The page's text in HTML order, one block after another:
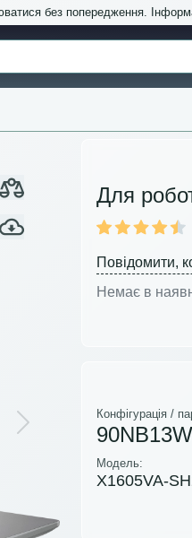
без попередження.
Next
Для
Повідомити,
Немає в
Конфігурація /
Модель:
X1605VA-